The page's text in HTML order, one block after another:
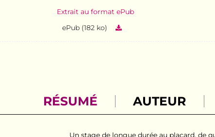
Extrait au format ePub
ePub (182 ko)
RÉSUMÉ AUTEUR
Un stage de longue durée au placard, de